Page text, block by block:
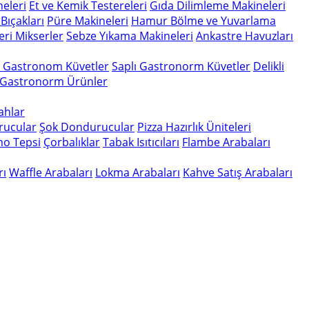
Et ve Kemik Testereleri Gıda Dilimleme Makineleri
Püre Makineleri Hamur Bölme ve Yuvarlama
MikserlerSebze Yıkama Makineleri Ankastre Havuzları
KüvetlerSaplı Gastronorm Küvetler Delikli
Ürünler
Şok Dondurucular Pizza Hazırlık Üniteleri
Tepsi ÇorbalıklarTabak Isıtıcıları Flambe Arabaları
Waffle Arabaları Lokma Arabaları Kahve Satış Arabaları